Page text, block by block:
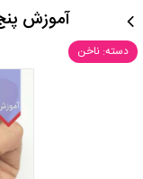
آموزش
دسته: ناخن